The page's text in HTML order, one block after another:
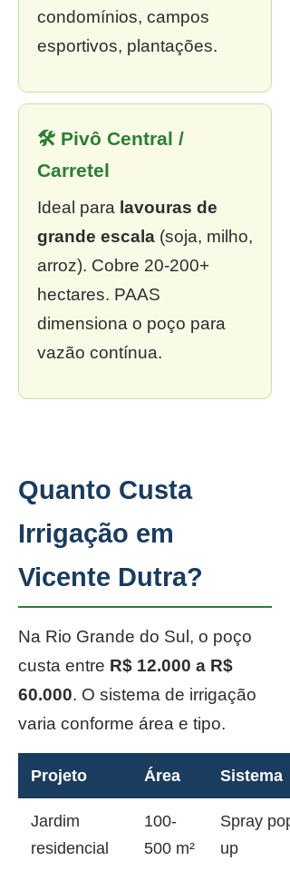
condomínios, campos
esportivos, plantações.
🛠 Pivô Central /
Carretel
Ideal para lavouras de
grande escala (soja, milho,
arroz). Cobre 20-200+
hectares. PAAS
dimensiona o poço para
vazão contínua.
Quanto Custa
Irrigação em
Vicente Dutra?
Na Rio Grande do Sul, o poço
custa entre R$ 12.000 a R$
60.000. O sistema de irrigação
varia conforme área e tipo.
Projeto Área Sistema
Jardim
residencial
100-
500 m²
Spray pop-
up